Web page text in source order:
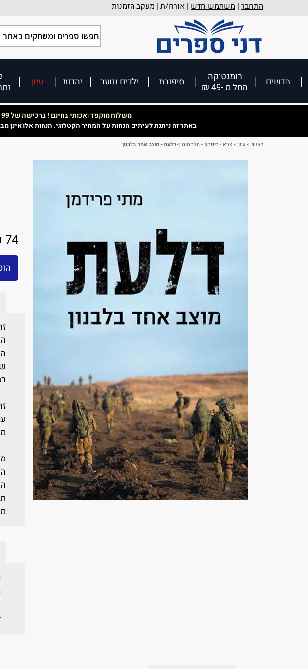
התחבר | משתמש חדש | אורח/ת | מעקב הזמנות
חדשים
רומנטיקה
החל מ -49 ₪
סיפורת ילדים ונוער יהדות עיון
משלוח מוקפד ואכותי בחינם ! ברכישה של 199
באתר זה ניתנת לעיתים הנחות על המחיר הקטלוגי. הנחות אלו
ראשי >עיון >צבא - ביטחון - מלחמות >דלעת - מוצב אחד בלבנון
74 ₪